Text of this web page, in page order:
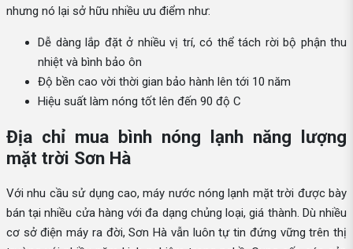
nhưng nó lại sở hữu nhiều ưu điểm như:
Dễ dàng lắp đặt ở nhiều vị trí, có thể tách rời bộ phận thu
nhiệt và bình bảo ôn
Độ bền cao vời thời gian bảo hành lên tới 10 năm
Hiệu suất làm nóng tốt lên đến 90 độ C
Địa chỉ mua bình nóng lạnh năng lượng
mặt trời Sơn Hà
Với nhu cầu sử dụng cao, máy nước nóng lạnh mặt trời được bày
bán tại nhiều cửa hàng với đa dạng chủng loại, giá thành. Dù nhiều
cơ sở điện máy ra đời, Sơn Hà vẫn luôn tự tin đứng vững trên thị